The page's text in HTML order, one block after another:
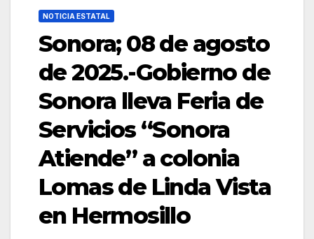
NOTICIA ESTATAL
Sonora; 08 de agosto
de 2025.-Gobierno de
Sonora lleva Feria de
Servicios “Sonora
Atiende” a colonia
Lomas de Linda Vista
en Hermosillo